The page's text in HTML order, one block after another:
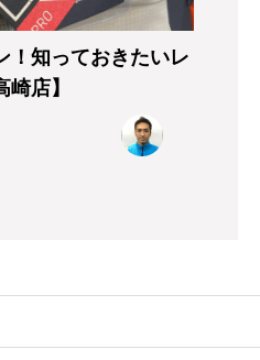
！知っておきたいレ
店】